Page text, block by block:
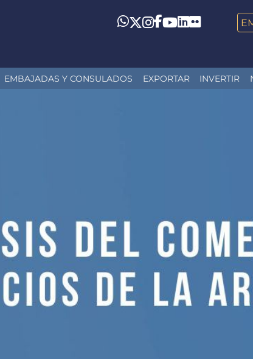
Whatsapp
Twitter
Instagram
Facebook
YouTube
LinkedIn
Flickr
EMBAJADAS Y CONSULADOS EXPORTAR INVERTIR